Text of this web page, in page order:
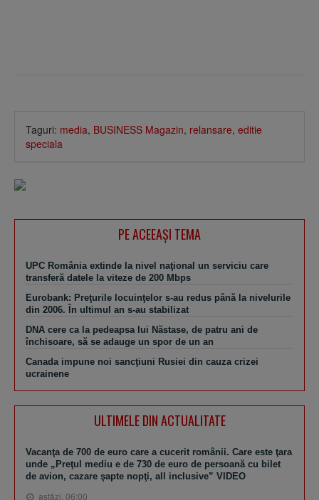
Taguri: media, BUSINESS Magazin, relansare, editie
speciala
PE ACEEAŞI TEMA
UPC România extinde la nivel naţional un serviciu care
transferă datele la viteze de 200 Mbps
Eurobank: Preţurile locuinţelor s-au redus până la nivelurile
din 2006. În ultimul an s-au stabilizat
DNA cere ca la pedeapsa lui Năstase, de patru ani de
închisoare, să se adauge un spor de un an
Canada impune noi sancţiuni Rusiei din cauza crizei
ucrainene
ULTIMELE DIN ACTUALITATE
Vacanţa de 700 de euro care a cucerit românii. Care este ţara
unde „Preţul mediu e de 730 de euro de persoană cu bilet
de avion, cazare şapte nopţi, all inclusive” VIDEO
astăzi, 06:00